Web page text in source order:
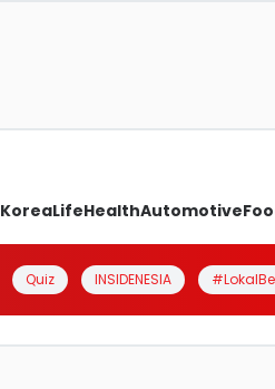
KoreaLifeHealthAutomotive
Quiz INSIDENESIA